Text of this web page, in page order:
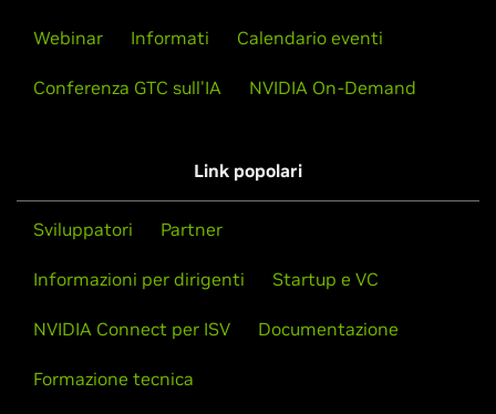
Webinar Informati Calendario eventi
Conferenza GTC sull'IA NVIDIA On-Demand
Link popolari
Sviluppatori Partner
Informazioni per dirigenti Startup e VC
NVIDIA Connect per ISV Documentazione
Formazione tecnica